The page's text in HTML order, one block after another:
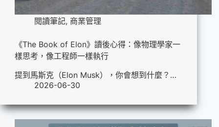
閱讀筆記, 商業管理
《The Book of Elon》讀後心得：像物理學家一
樣思考，像工程師一樣執行
提到馬斯克（Elon Musk），你會想到什麼？…
2026-06-30